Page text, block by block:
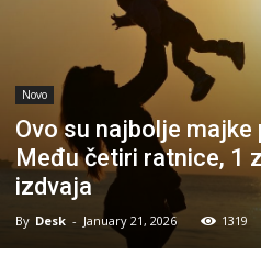
Novo
Ovo su najbolje majke
Među četiri ratnice, 1
izdvaja
By Desk - January 21, 2026 1319